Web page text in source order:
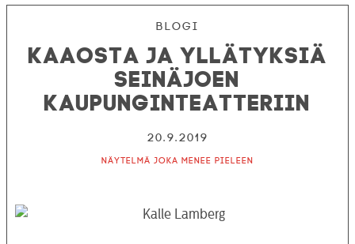
Blogi
Kaaosta ja yllätyksiä
Seinäjoen
kaupunginteatteriin
20.9.2019
Näytelmä joka menee pieleen